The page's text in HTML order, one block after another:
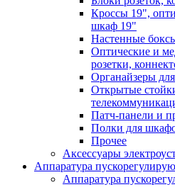
Кроссы 19",
шкаф 19"
Настенные
Оптические и
розетки,
Органайзеры
Открытые
Патч-панели и
Полки для
Прочее
Аксессуары
Аппаратура
Аппаратура